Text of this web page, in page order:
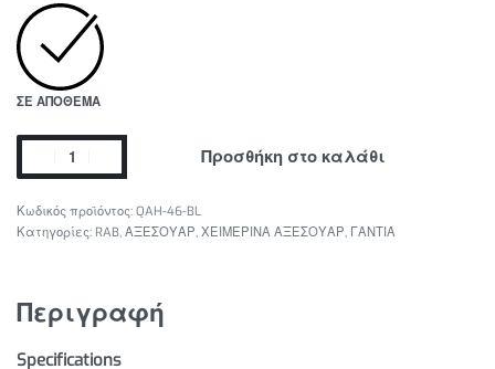
ΣΕ ΑΠΌΘΕΜΑ
Προσθήκη στο καλάθι
QAH-46-BL
Κατηγορίες: RAB, ΑΞΕΣΟΥΑΡ, ΧΕΙΜΕΡΙΝΑ ΑΞΕΣΟΥΑΡ, ΓΑΝΤΙΑ
Περιγραφή
Specifications